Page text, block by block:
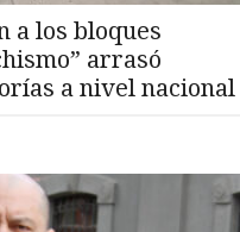
a los bloques
arrasó
a nivel nacional